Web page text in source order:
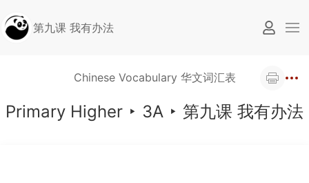
第九课 我有办法
Chinese Vocabulary 华文词汇表
Primary Higher ‣ 3A ‣ 第九课 我有办法